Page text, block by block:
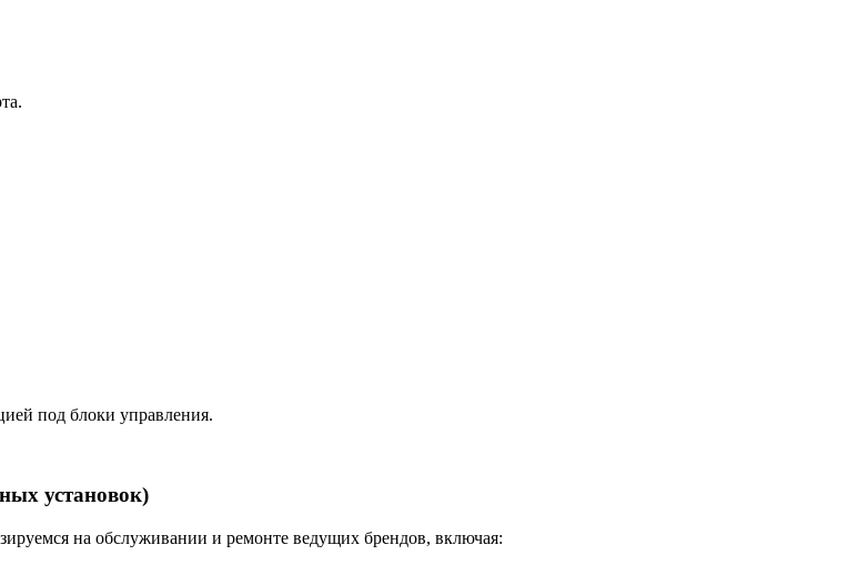
под блоки управления.
установок)
на обслуживании и ремонте ведущих брендов, включая: